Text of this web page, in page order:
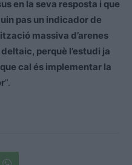
en la seva resposta i que
pas un indicador de
massiva d’arenes
perquè l’estudi ja
cal és implementar la
”.